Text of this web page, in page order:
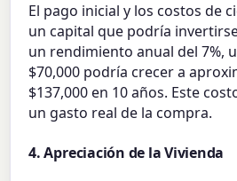
El pago inicial y los costos de
un capital que podría
un rendimiento anual del 7%,
$70,000 podría crecer a
$137,000 en 10 años. Este
un gasto real de la compra.
4. Apreciación de la Vivienda